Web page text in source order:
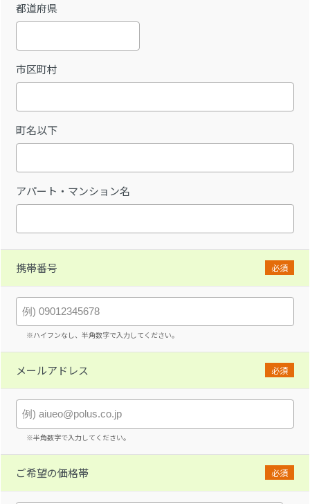
都道府県
市区町村
町名以下
アパート・マンション名
携帯番号 必須
※ハイフンなし、半角数字で入力してください。
メールアドレス 必須
※半角数字で入力してください。
ご希望の価格帯 必須